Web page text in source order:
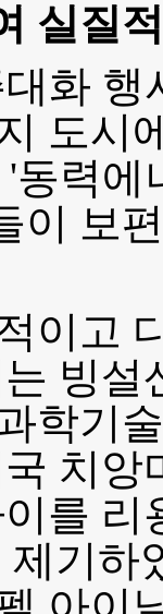
실질
화
도시
동력
이 보
이고
빙
학기
치
를
기하